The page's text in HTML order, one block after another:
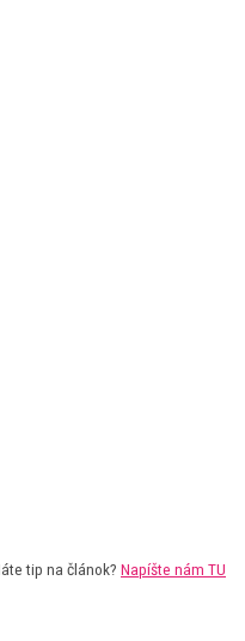
tip na článok? Napíšte nám TU